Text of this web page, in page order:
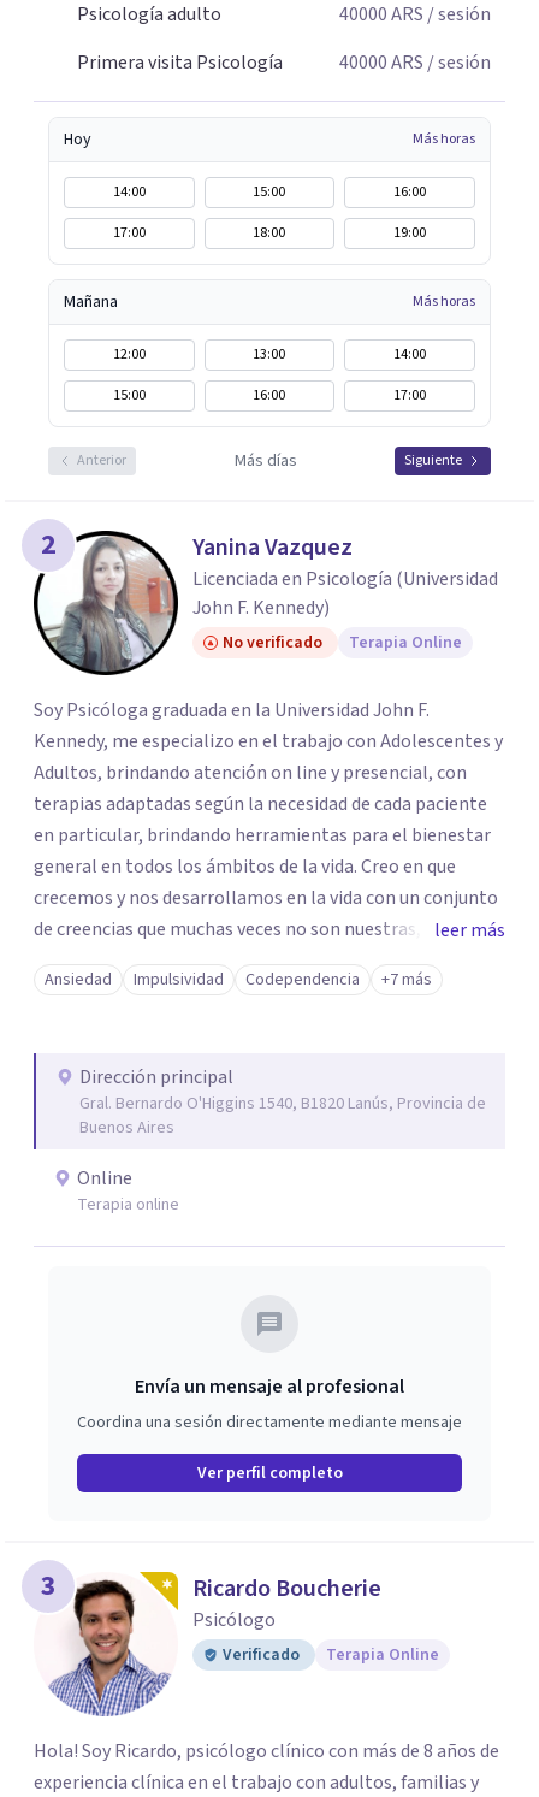
Psicología adulto
40000ARS / sesión
Primera visita Psicología
40000ARS / sesión
Hoy Más horas
14:00 15:00
16:00
17:00
18:00 19:00
Mañana Más horas
12:00 13:00
14:00
15:00
16:00 17:00
Anterior Más días Siguiente
2 Yanina Vazquez
Licenciada en Psicología (Universidad
John F. Kennedy)
No verificado Terapia Online
Soy Psicóloga graduada en la Universidad John F.
Kennedy, me especializo en el trabajo con Adolescentes y
Adultos, brindando atención on line y presencial, con
terapias adaptadas según la necesidad de cada paciente
en particular, brindando herramientas para el bienestar
general en todos los ámbitos de la vida. Creo en que
crecemos y nos desarrollamos en la vida con un conjunto
de creencias que muchas veces no son nuestras, propias o
son erróneas acerca de nosotros mismos,o de la vida en
general, incluyendo los vínculos con otras personas.. y
camino. Por eso trabajo en la desprogramación de viejas
creencias limitantes para vivir una vida diferente desde el
verdadero ser.
leer más
Ansiedad Impulsividad Codependencia +7 más
Dirección principal
Gral. Bernardo O'Higgins 1540, B1820 Lanús, Provincia de
Buenos Aires
Online
Terapia online
Envía un mensaje al profesional
Coordina una sesión directamente mediante mensaje
Ver perfil completo
3 Ricardo Boucherie
Psicólogo
Verificado Terapia Online
Hola! Soy Ricardo, psicólogo clínico con más de 8 años de
experiencia clínica en el trabajo con adultos, familias y